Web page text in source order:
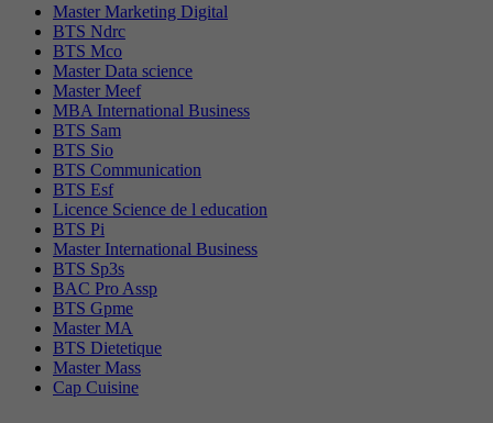
Master Marketing Digital
BTS Ndrc
BTS Mco
Master Data science
Master Meef
MBA International Business
BTS Sam
BTS Sio
BTS Communication
BTS Esf
Licence Science de l education
BTS Pi
Master International Business
BTS Sp3s
BAC Pro Assp
BTS Gpme
Master MA
BTS Dietetique
Master Mass
Cap Cuisine